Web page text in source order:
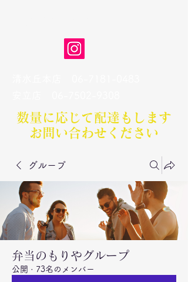
数量に応じて配達もします​
お問い合わせください
グループ
弁当のもりやグループ
公開 · 73名のメンバー